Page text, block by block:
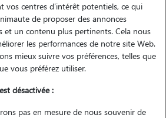
Pays-de-la-Loire
Oudon
à Oudon
vos centres d'intérêt potentiels, ce qui
de proposer des annonces
et un contenu plus pertinents. Cela nous
les performances de notre site Web.
mieux suivre vos préférences, telles que
vous préférez utiliser.
désactivée :
pas en mesure de nous souvenir de